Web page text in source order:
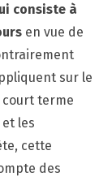
consiste à
en vue de
sur le
court terme
et les
cette
des